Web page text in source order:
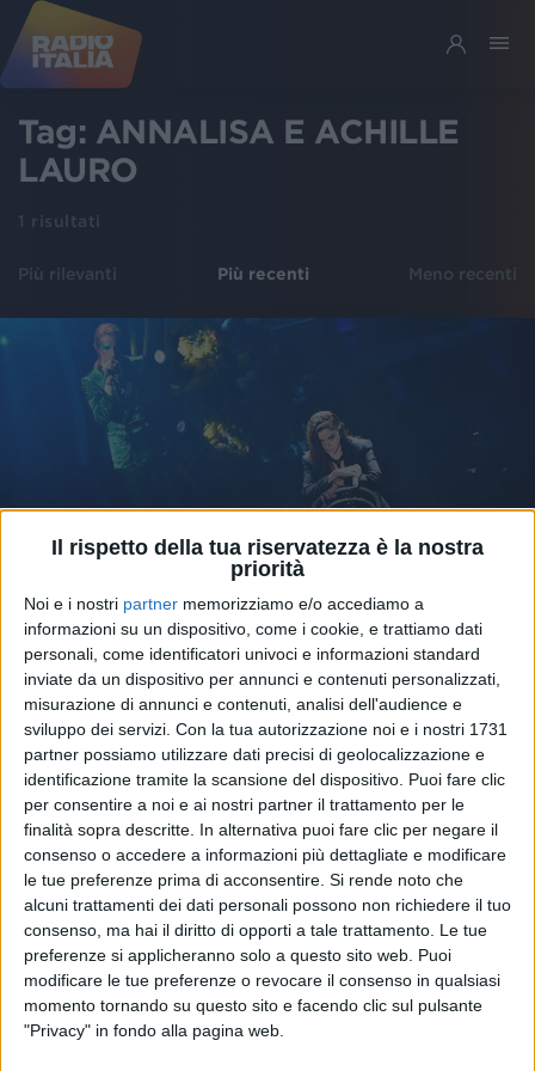
Il rispetto della tua riservatezza è la nostra
priorità
Noi e i nostri partner memorizziamo e/o accediamo a
informazioni su un dispositivo, come i cookie, e trattiamo dati
personali, come identificatori univoci e informazioni standard
inviate da un dispositivo per annunci e contenuti personalizzati,
misurazione di annunci e contenuti, analisi dell'audience e
sviluppo dei servizi. Con la tua autorizzazione noi e i nostri 1731
partner possiamo utilizzare dati precisi di geolocalizzazione e
identificazione tramite la scansione del dispositivo. Puoi fare clic
per consentire a noi e ai nostri partner il trattamento per le
finalità sopra descritte. In alternativa puoi fare clic per negare il
consenso o accedere a informazioni più dettagliate e modificare
le tue preferenze prima di acconsentire. Si rende noto che
alcuni trattamenti dei dati personali possono non richiedere il tuo
consenso, ma hai il diritto di opporti a tale trattamento. Le tue
preferenze si applicheranno solo a questo sito web. Puoi
modificare le tue preferenze o revocare il consenso in qualsiasi
momento tornando su questo sito e facendo clic sul pulsante
"Privacy" in fondo alla pagina web.
Tag: ANNALISA E ACHILLE
LAURO
1 risultati
Più rilevanti Più recenti Meno recenti
NEWS 07 feb 2020
Annalisa con Achille Lauro a Sanremo. “La
sua mise? L’ho amato”
Spoiler sul nuovo album: “Tra poco esce, sarà un
disco con tante canzoni”
diAndrea Daz